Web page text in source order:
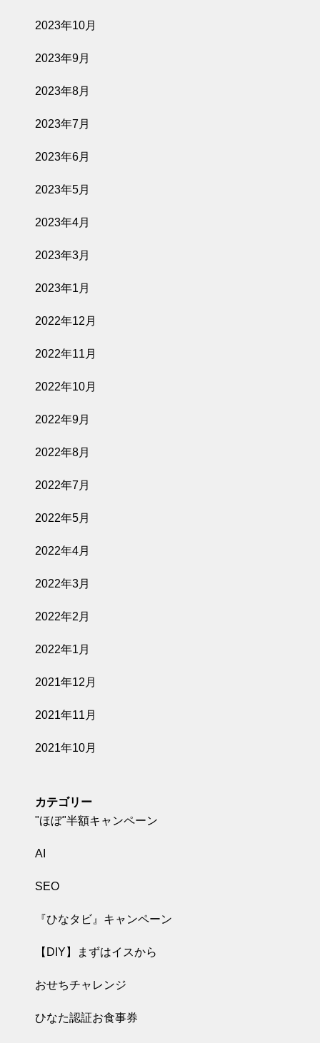
2023年10月
2023年9月
2023年8月
2023年7月
2023年6月
2023年5月
2023年4月
2023年3月
2023年1月
2022年12月
2022年11月
2022年10月
2022年9月
2022年8月
2022年7月
2022年5月
2022年4月
2022年3月
2022年2月
2022年1月
2021年12月
2021年11月
2021年10月
カテゴリー
"ほぼ"半額キャンペーン
AI
SEO
『ひなタビ』キャンペーン
【DIY】まずはイスから
おせちチャレンジ
ひなた認証お食事券